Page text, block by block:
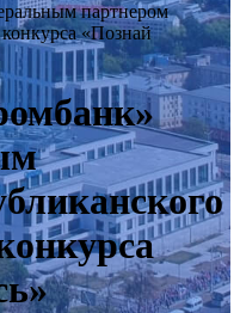
партнером
«Познай